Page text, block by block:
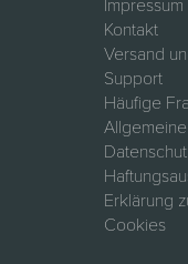
Impressum
Kontakt
Versand
Support
Häufige
Erklärung
Cookies